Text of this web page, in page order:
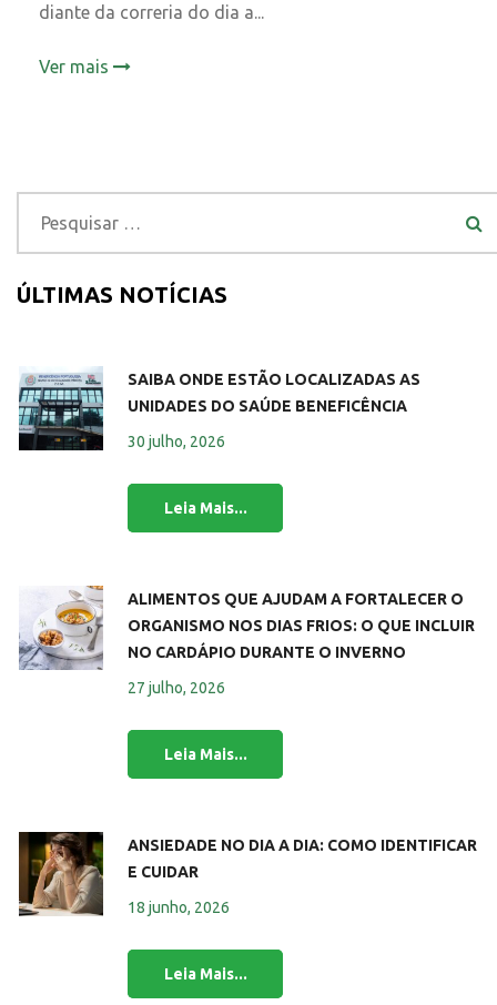
diante da correria do dia a...
Ver mais
ÚLTIMAS NOTÍCIAS
SAIBA ONDE ESTÃO LOCALIZADAS AS
UNIDADES DO SAÚDE BENEFICÊNCIA
30 julho, 2026
ALIMENTOS QUE AJUDAM A FORTALECER O
ORGANISMO NOS DIAS FRIOS: O QUE INCLUIR
NO CARDÁPIO DURANTE O INVERNO
27 julho, 2026
ANSIEDADE NO DIA A DIA: COMO IDENTIFICAR
E CUIDAR
18 junho, 2026